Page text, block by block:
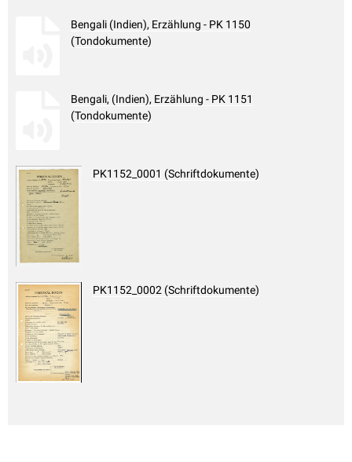
Bengali (Indien), Erzählung - PK 1150
(Tondokumente)
Bengali, (Indien), Erzählung - PK 1151
(Tondokumente)
PK1152_0001 (Schriftdokumente)
PK1152_0002 (Schriftdokumente)